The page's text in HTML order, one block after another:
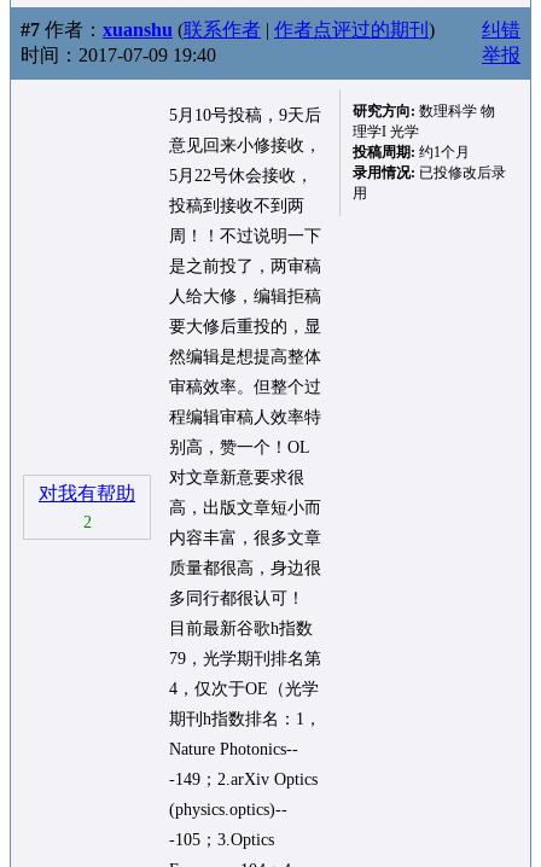
#7 作者： xuanshu (联系作者 | 作者点评过的期刊 )
时间：2017-07-09 19:40
纠错
举报
对我有帮助
2
5月10号投稿，9天后
意见回来小修接收，
5月22号休会接收，
投稿到接收不到两
周！！不过说明一下
是之前投了，两审稿
人给大修，编辑拒稿
要大修后重投的，显
然编辑是想提高整体
审稿效率。但整个过
程编辑审稿人效率特
别高，赞一个！OL
对文章新意要求很
高，出版文章短小而
内容丰富，很多文章
质量都很高，身边很
多同行都很认可！
目前最新谷歌h指数
79，光学期刊排名第
4，仅次于OE（光学
期刊h指数排名：1，
Nature Photonics--
-149；2.arXiv Optics
(physics.optics)--
-105；3.Optics
研究方向: 数理科学 物
理学I 光学
投稿周期: 约1个月
录用情况: 已投修改后录
用